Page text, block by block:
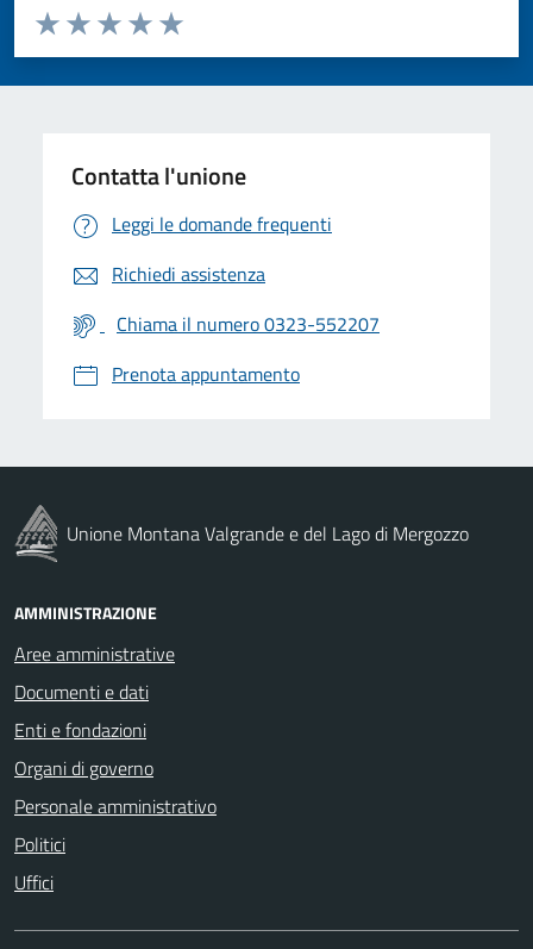
Valuta da 1 a 5 stelle la pagina
Valuta 5 stelle su 5
Valuta 4 stelle su 5
Valuta 3 stelle su 5
Valuta 2 stelle su 5
Valuta 1 stelle su 5
Contatta l'unione
Leggi le domande frequenti
Richiedi assistenza
Chiama il numero 0323-552207
Prenota appuntamento
Unione Montana Valgrande e del Lago di Mergozzo
AMMINISTRAZIONE
Aree amministrative
Documenti e dati
Enti e fondazioni
Organi di governo
Personale amministrativo
Politici
Uffici